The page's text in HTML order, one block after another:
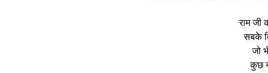
राम जी
सबके
जो
कुछ